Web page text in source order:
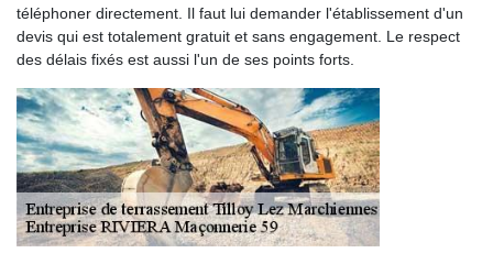
téléphoner directement. Il faut lui demander l'établissement d'un
devis qui est totalement gratuit et sans engagement. Le respect
des délais fixés est aussi l'un de ses points forts.